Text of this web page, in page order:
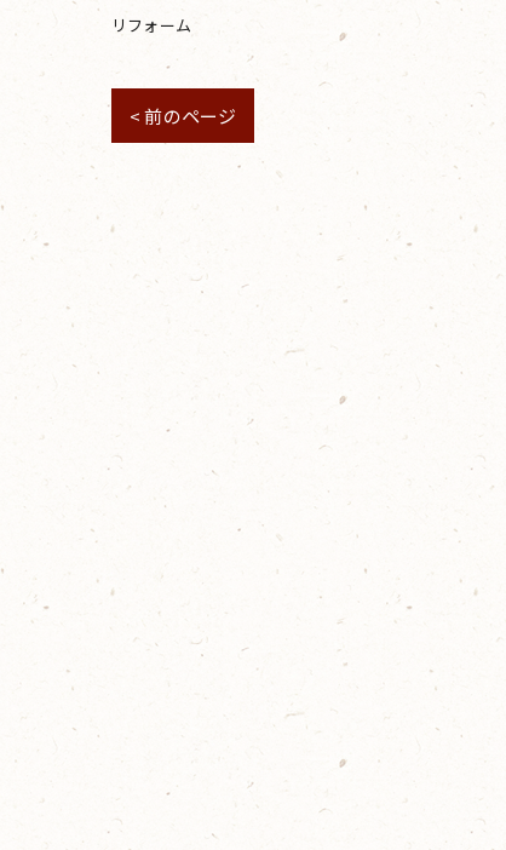
リフォーム
< 前のページ